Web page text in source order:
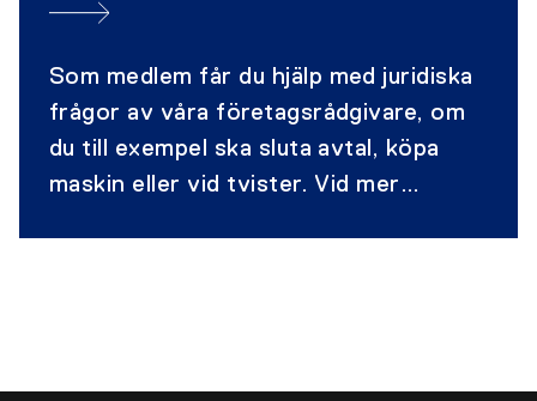
Som medlem får du hjälp med juridiska
frågor av våra företagsrådgivare, om
du till exempel ska sluta avtal, köpa
maskin eller vid tvister. Vid mer